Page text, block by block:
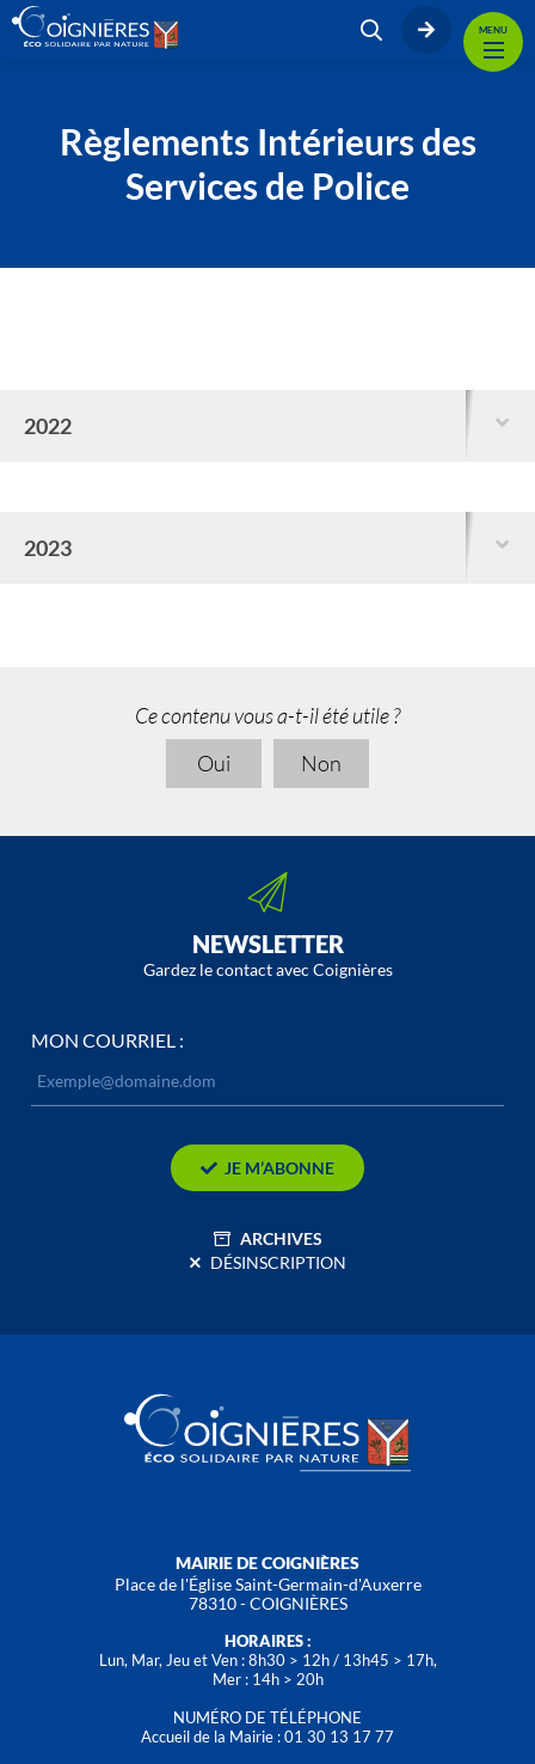
MENU
Règlements Intérieurs des
Services de Police
2022
2023
Ce contenu vous a-t-il été utile ?
Oui
Non
NEWSLETTER
Gardez le contact avec Coignières
MON COURRIEL :
JE M’ABONNE
ARCHIVES
DÉSINSCRIPTION
MAIRIE DE COIGNIÈRES
Place de l'Église Saint-Germain-d'Auxerre
78310 - COIGNIÈRES
HORAIRES :
Lun, Mar, Jeu et Ven : 8h30 > 12h / 13h45 > 17h,
Mer : 14h > 20h
NUMÉRO DE TÉLÉPHONE
Accueil de la Mairie : 01 30 13 17 77